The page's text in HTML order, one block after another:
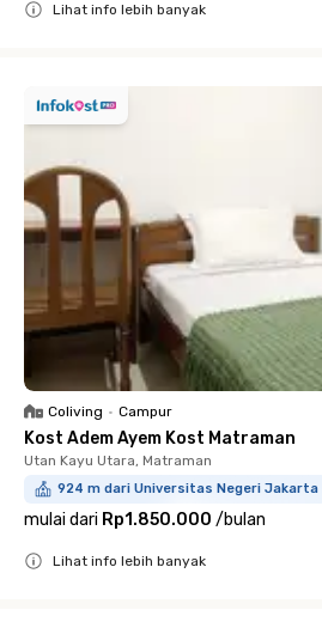
Lihat info lebih banyak
Coliving • Campur
Kost Adem Ayem Kost Matraman
Utan Kayu Utara, Matraman
924 m dari Universitas Negeri Jakarta
mulai dari Rp1.850.000 /bulan
Lihat info lebih banyak